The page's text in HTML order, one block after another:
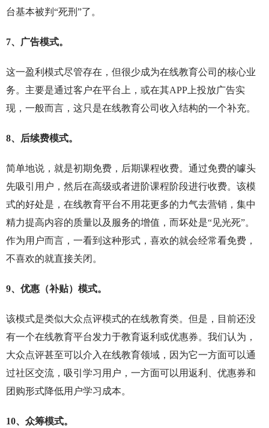
台基本被判“死刑”了。
7、广告模式。
这一盈利模式尽管存在，但很少成为在线教育公司的核心业
务。主要是通过客户在平台上，或在其APP上投放广告实
现，一般而言，这只是在线教育公司收入结构的一个补充。
8、后续费模式。
简单地说，就是初期免费，后期课程收费。通过免费的噱头
先吸引用户，然后在高级或者进阶课程阶段进行收费。该模
式的好处是，在线教育平台不用花更多的力气去营销，集中
精力提高内容的质量以及服务的增值，而坏处是“见光死”。
作为用户而言，一看到这种形式，喜欢的就会经常看免费，
不喜欢的就直接关闭。
9、优惠（补贴）模式。
该模式是类似大众点评模式的在线教育类。但是，目前还没
有一个在线教育平台发力于教育返利或优惠券。我们认为，
大众点评甚至可以介入在线教育领域，因为它一方面可以通
过社区交流，吸引学习用户，一方面可以用返利、优惠券和
团购形式降低用户学习成本。
10、众筹模式。